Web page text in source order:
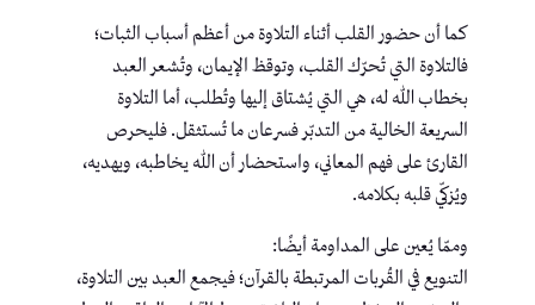
كما أن حضور القلب أثناء التلاوة من أعظم أسباب الثبات؛
فالتلاوة التي تُحرّك القلب، وتوقظ الإيمان، وتُشعر العبد
بخطاب الله له، هي التي يُشتاق إليها وتُطلب، أما التلاوة
السريعة الخالية من التدبّر فسرعان ما تُستثقل. فليحرص
القارئ على فهم المعاني، واستحضار أن الله يخاطبه، ويهديه،
ويُزكّي قلبه بكلامه.
وممّا يُعين على المداومة أيضًا:
التنويع في القُربات المرتبطة بالقرآن؛ فيجمع العبد بين التلاوة،